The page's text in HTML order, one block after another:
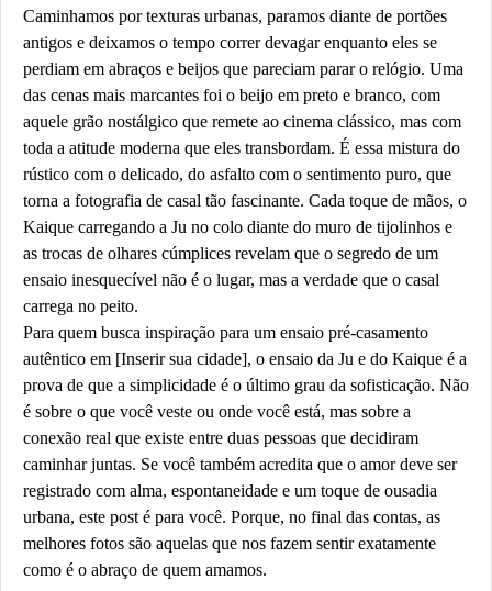
Caminhamos por texturas urbanas, paramos diante de portões
antigos e deixamos o tempo correr devagar enquanto eles se
perdiam em abraços e beijos que pareciam parar o relógio. Uma
das cenas mais marcantes foi o beijo em preto e branco, com
aquele grão nostálgico que remete ao cinema clássico, mas com
toda a atitude moderna que eles transbordam. É essa mistura do
rústico com o delicado, do asfalto com o sentimento puro, que
torna a fotografia de casal tão fascinante. Cada toque de mãos, o
Kaique carregando a Ju no colo diante do muro de tijolinhos e
as trocas de olhares cúmplices revelam que o segredo de um
ensaio inesquecível não é o lugar, mas a verdade que o casal
carrega no peito.
Para quem busca inspiração para um ensaio pré-casamento
autêntico em [Inserir sua cidade], o ensaio da Ju e do Kaique é a
prova de que a simplicidade é o último grau da sofisticação. Não
é sobre o que você veste ou onde você está, mas sobre a
conexão real que existe entre duas pessoas que decidiram
caminhar juntas. Se você também acredita que o amor deve ser
registrado com alma, espontaneidade e um toque de ousadia
urbana, este post é para você. Porque, no final das contas, as
melhores fotos são aquelas que nos fazem sentir exatamente
como é o abraço de quem amamos.